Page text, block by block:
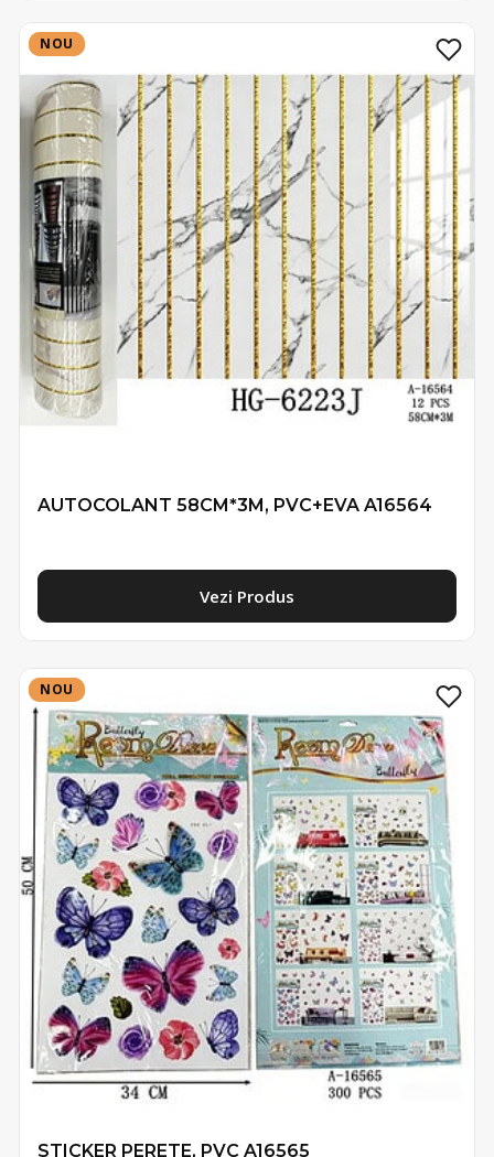
NOU
NOU
AUTOCOLANT 58CM*3M, PVC+EVA A16564
Vezi Produs
NOU
NOU
STICKER PERETE, PVC A16565